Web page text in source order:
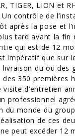
TIGER, LION et
contrôle de
après la pose et
tard avant la fin
qui est de 12
impératif que sur
du ou des
350 premières
visite d’entretien
professionnel
du monde du
de ces
peut excéder 12